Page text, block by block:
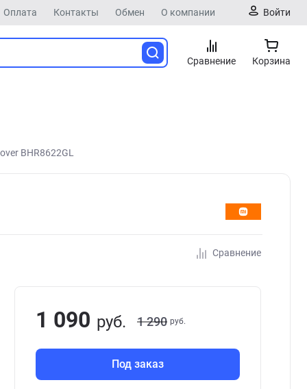
Оплата Контакты Обмен О компании Войти
Сравнение Корзина
BHR8622GL
Сравнение
1 090 руб. 1 290 руб.
Под заказ